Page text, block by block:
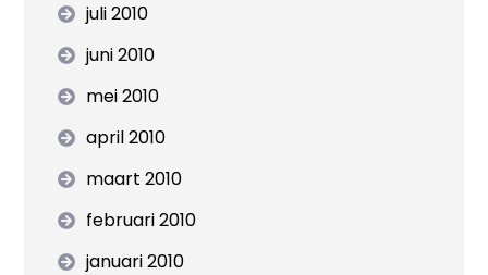
juli 2010
juni 2010
mei 2010
april 2010
maart 2010
februari 2010
januari 2010